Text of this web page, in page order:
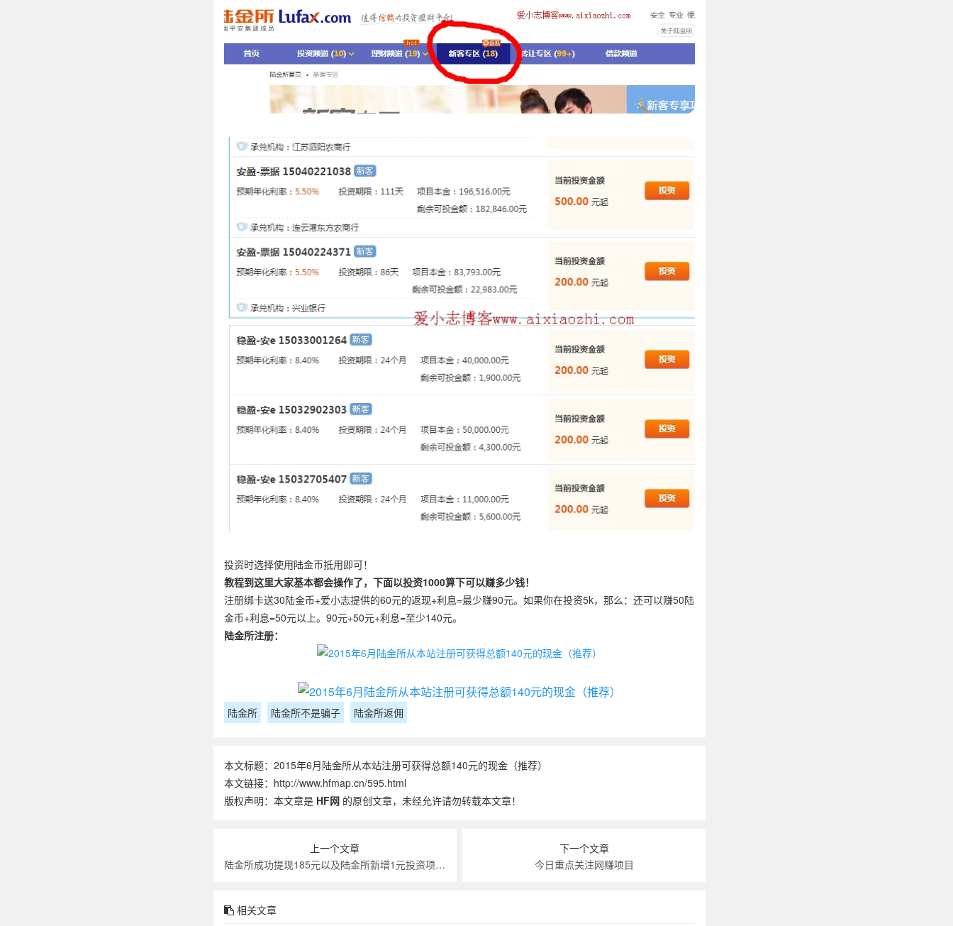
投资时选择使用陆金币抵用即可！
教程到这里大家基本都会操作了，下面以投资1000算下可以赚多少钱！
注册绑卡送30陆金币+爱小志提供的60元的返现+利息=最少赚90元。如果你在投资5k，那么：还可以赚50陆
金币+利息=50元以上。90元+50元+利息=至少140元。
陆金所注册：
陆金所 陆金所不是骗子 陆金所返佣
本文标题：2015年6月陆金所从本站注册可获得总额140元的现金（推荐）
本文链接：http://www.hfmap.cn/595.html
版权声明：本文章是 HF网 的原创文章，未经允许请勿转载本文章！
上一个文章
陆金所成功提现185元以及陆金所新增1元投资项目零活宝
下一个文章
今日重点关注网赚项目
相关文章